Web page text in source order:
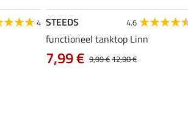
4 STEEDS 4.6
functioneel tanktop Linn
9,99 €12,90 €
7,99 €